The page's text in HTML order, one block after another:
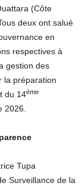
(Côte
deux ont salué
en
respectives à
gestion des
la préparation
du 14ème
2026.
Tupa
Surveillance de la